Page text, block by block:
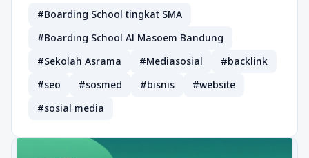
#Boarding School tingkat SMA
#Boarding School Al Masoem Bandung
#Sekolah Asrama
#Mediasosial
#backlink
#seo
#sosmed #bisnis
#website
#sosial media